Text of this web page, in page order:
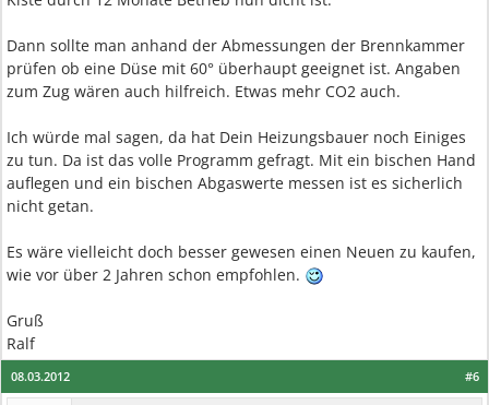
Dann sollte man anhand der Abmessungen der Brennkammer
prüfen ob eine Düse mit 60° überhaupt geeignet ist. Angaben
zum Zug wären auch hilfreich. Etwas mehr CO2 auch.
Ich würde mal sagen, da hat Dein Heizungsbauer noch Einiges
zu tun. Da ist das volle Programm gefragt. Mit ein bischen Hand
auflegen und ein bischen Abgaswerte messen ist es sicherlich
nicht getan.
Es wäre vielleicht doch besser gewesen einen Neuen zu kaufen,
wie vor über 2 Jahren schon empfohlen.
Gruß
Ralf
#6
08.03.2012